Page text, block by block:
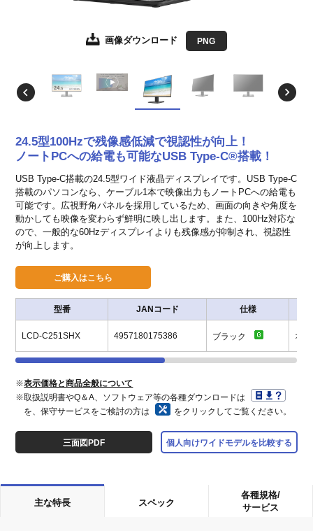
画像ダウンロード PNG
画像ダウンロード JPEG EPS形式
画像ダウンロード JPEG EPS形式
画像ダウンロード JPEG EPS形式
画像ダウンロード JPEG EPS形式
画像ダウンロード JPEG EPS形式
24.5型100Hzで残像感低減で視認性が向上！
ノートPCへの給電も可能なUSB Type-C®搭載！
USB Type-C搭載の24.5型ワイド液晶ディスプレイです。USB Type-C
搭載のパソコンなら、ケーブル1本で映像出力もノートPCへの給電も
可能です。広視野角パネルを採用しているため、画面の向きや角度を
動かしても映像を変わらず鮮明に映し出します。また、100Hz対応な
ので、一般的な60Hzディスプレイよりも残像感が抑制され、視認性
が向上します。
型番 JANコード 仕様
LCD-C251SHX 4957180175386 ブラック オ
※表示価格と商品全般について
※取扱説明書やQ＆A、ソフトウェア等の各種ダウンロードは
を、保守サービスをご検討の方は
をクリックしてご覧ください。
三面図PDF 個人向けワイドモデルを比較する
主な特長 スペック
各種規格/
サービス